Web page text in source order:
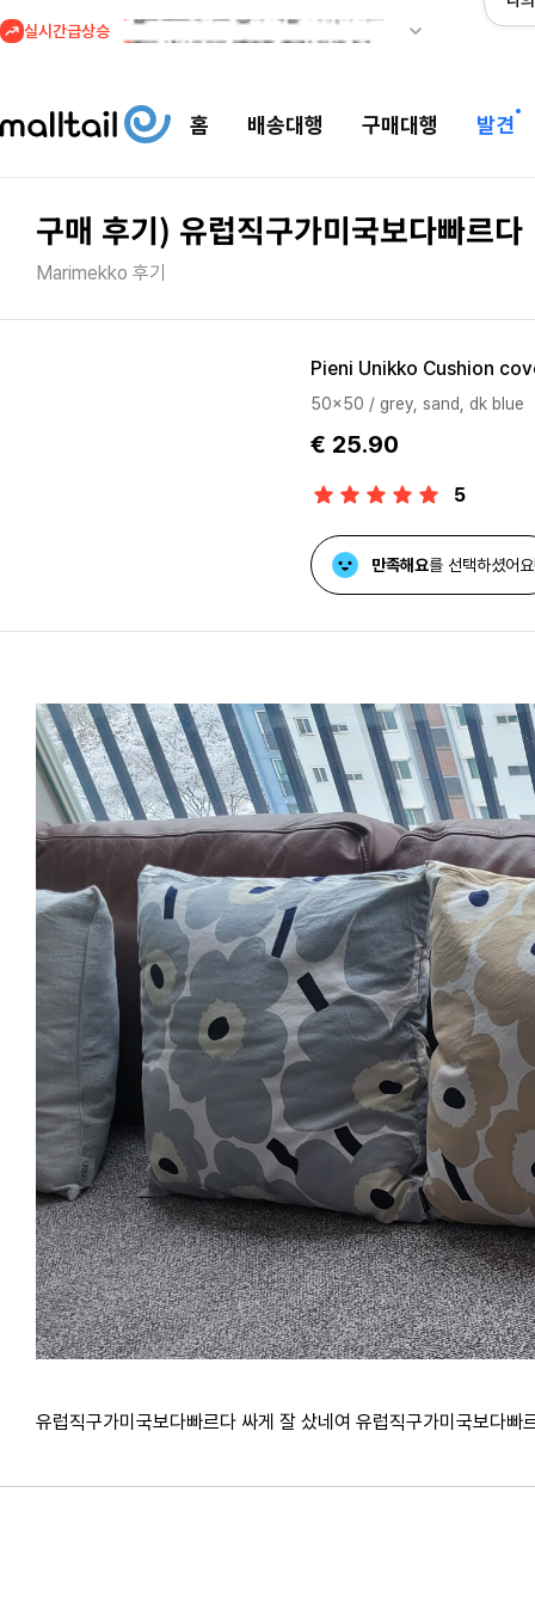
실시간급상승
5
홈 배송대행 구매대행 발견
구매 후기) 유럽직구가미국보다빠르다
Marimekko 후기
Pieni Unikko Cushion
50x50 / grey, sand, dk blue
€ 25.90
5
만족해요를 선택하셨어
유럽직구가미국보다빠르다 싸게 잘 샀네여 유럽직구가미국보다빠